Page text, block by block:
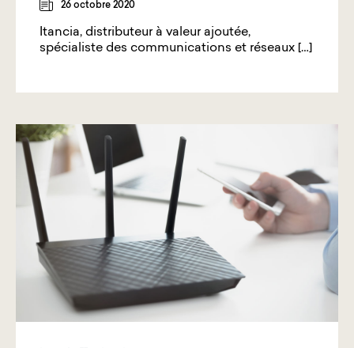
26 octobre 2020
Itancia, distributeur à valeur ajoutée,
spécialiste des communications et réseaux […]